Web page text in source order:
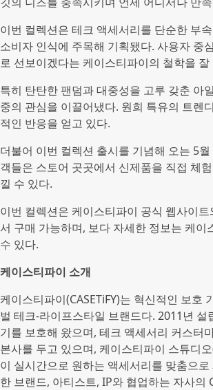
이번 컬렉션은 테크 액세서리를 단순한 부
소비자 인식에 주목해 기획됐다. 사용자 중
로 선보이겠다는 케이스티파이의 철학을 잘
특히 탄탄한 팬덤과 대중성을 고루 갖춘 아
중의 관심을 이끌어냈다. 원희 특유의 트렌
적인 반응을 얻고 있다.
더불어 이번 컬렉션 출시를 기념해 오는 5
객들은 스토어 곳곳에서 신제품을 직접 체
낄 수 있다.
이번 컬렉션은 케이스티파이 공식 웹사이
서 구매 가능하며, 보다 자세한 정보는 케
수 있다.
케이스티파이 소개
케이스티파이(CASETiFY)는 혁신적인 보
벌 테크-라이프스타일 브랜드다. 2011년
기를 보호해 왔으며, 테크 액세서리 커스터
본사를 두고 있으며, 케이스티파이 스튜디
이 실시간으로 원하는 액세서리를 맞춤으
한 브랜드, 아티스트, IP와 협업하는 자사